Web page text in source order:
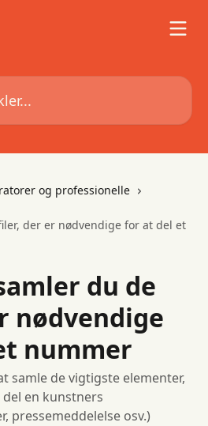
og professionelle
der er nødvendige for at del et
du de
nødvendige
nummer
samle de vigtigste elementer,
en kunstners
pressemeddelelse osv.)